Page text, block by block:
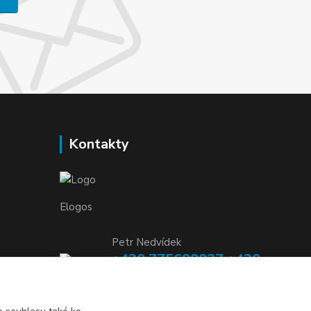
Kontakty
Elogos
Petr Nedvídek
+420 775688827 +420